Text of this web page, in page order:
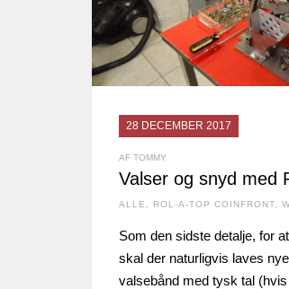
28 DECEMBER 2017
AF TOMMY
Valser og snyd med
ALLE ROL-A-TOP COINFRONT
Som den sidste detalje, for
skal der naturligvis laves
valsebånd med tysk tal